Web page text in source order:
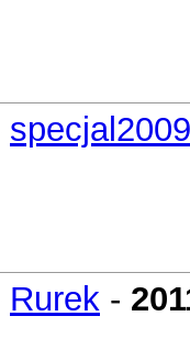
specjal2009
Rurek -